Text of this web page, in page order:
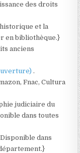
des droits
et la
en bibliothèque.}
anciens
.
Fnac, Cultura
judiciaire du
dans toutes
Disponible dans